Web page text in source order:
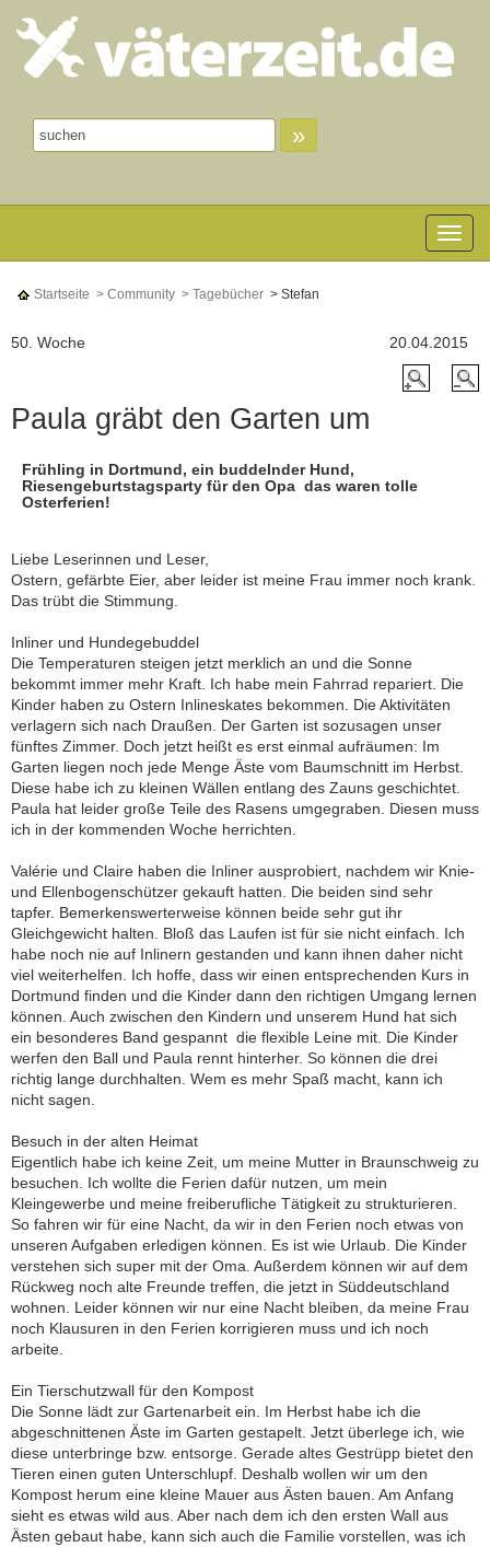
»
Toggle
Startseite > Community > Tagebücher > Stefan
20.04.2015
50. Woche
Paula gräbt den Garten um
Frühling in Dortmund, ein buddelnder Hund,
Riesengeburtstagsparty für den Opa  das waren tolle
Osterferien!
Liebe Leserinnen und Leser,
Ostern, gefärbte Eier, aber leider ist meine Frau immer noch krank.
Das trübt die Stimmung.
Inliner und Hundegebuddel
Die Temperaturen steigen jetzt merklich an und die Sonne
bekommt immer mehr Kraft. Ich habe mein Fahrrad repariert. Die
Kinder haben zu Ostern Inlineskates bekommen. Die Aktivitäten
verlagern sich nach Draußen. Der Garten ist sozusagen unser
fünftes Zimmer. Doch jetzt heißt es erst einmal aufräumen: Im
Garten liegen noch jede Menge Äste vom Baumschnitt im Herbst.
Diese habe ich zu kleinen Wällen entlang des Zauns geschichtet.
Paula hat leider große Teile des Rasens umgegraben. Diesen muss
ich in der kommenden Woche herrichten.
Valérie und Claire haben die Inliner ausprobiert, nachdem wir Knie-
und Ellenbogenschützer gekauft hatten. Die beiden sind sehr
tapfer. Bemerkenswerterweise können beide sehr gut ihr
Gleichgewicht halten. Bloß das Laufen ist für sie nicht einfach. Ich
habe noch nie auf Inlinern gestanden und kann ihnen daher nicht
viel weiterhelfen. Ich hoffe, dass wir einen entsprechenden Kurs in
Dortmund finden und die Kinder dann den richtigen Umgang lernen
können. Auch zwischen den Kindern und unserem Hund hat sich
ein besonderes Band gespannt  die flexible Leine mit. Die Kinder
werfen den Ball und Paula rennt hinterher. So können die drei
richtig lange durchhalten. Wem es mehr Spaß macht, kann ich
nicht sagen.
Besuch in der alten Heimat
Eigentlich habe ich keine Zeit, um meine Mutter in Braunschweig zu
besuchen. Ich wollte die Ferien dafür nutzen, um mein
Kleingewerbe und meine freiberufliche Tätigkeit zu strukturieren.
So fahren wir für eine Nacht, da wir in den Ferien noch etwas von
unseren Aufgaben erledigen können. Es ist wie Urlaub. Die Kinder
verstehen sich super mit der Oma. Außerdem können wir auf dem
Rückweg noch alte Freunde treffen, die jetzt in Süddeutschland
wohnen. Leider können wir nur eine Nacht bleiben, da meine Frau
noch Klausuren in den Ferien korrigieren muss und ich noch
arbeite.
Ein Tierschutzwall für den Kompost
Die Sonne lädt zur Gartenarbeit ein. Im Herbst habe ich die
abgeschnittenen Äste im Garten gestapelt. Jetzt überlege ich, wie
diese unterbringe bzw. entsorge. Gerade altes Gestrüpp bietet den
Tieren einen guten Unterschlupf. Deshalb wollen wir um den
Kompost herum eine kleine Mauer aus Ästen bauen. Am Anfang
sieht es etwas wild aus. Aber nach dem ich den ersten Wall aus
Ästen gebaut habe, kann sich auch die Familie vorstellen, was ich